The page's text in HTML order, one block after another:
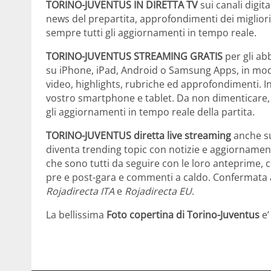
TORINO-JUVENTUS IN DIRETTA TVsui canali
news del prepartita, approfondimenti dei
sempre tutti gli aggiornamenti in tempo reale.
TORINO-JUVENTUS STREAMING GRATIS per gli
su iPhone, iPad, Android o Samsung Apps, in
video, highlights, rubriche ed approfondimenti.
vostro smartphone e tablet. Da non
gli aggiornamenti in tempo reale della partita.
TORINO-JUVENTUS diretta live streaminganche
diventa trending topic con notizie e
che sono tutti da seguire con le loro anteprime,
pre e post-gara e commenti a caldo.
Rojadirecta ITA e Rojadirecta EU.
La bellissima Foto copertina di Torino-Juventus